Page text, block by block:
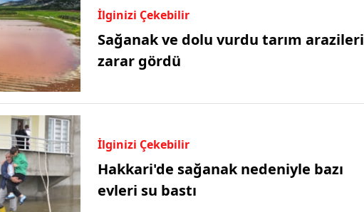
İlginizi Çekebilir
Sağanak ve dolu vurdu tarım arazileri
zarar gördü
İlginizi Çekebilir
Hakkari'de sağanak nedeniyle bazı
evleri su bastı